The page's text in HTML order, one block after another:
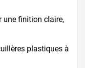
une finition claire,
plastiques à